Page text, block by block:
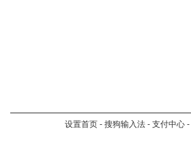
设置首页 - 搜狗输入法 - 支付中心 -